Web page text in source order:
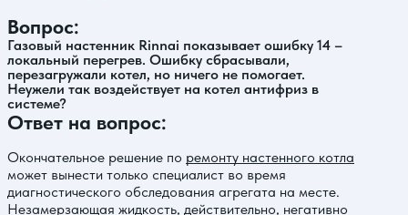
Вопрос:
Газовый настенник Rinnai показывает ошибку 14 –
локальный перегрев. Ошибку сбрасывали,
перезагружали котел, но ничего не помогает.
Неужели так воздействует на котел антифриз в
системе?
Ответ на вопрос:
Окончательное решение по ремонту настенного котла
может вынести только специалист во время
диагностического обследования агрегата на месте.
Незамерзающая жидкость, действительно, негативно